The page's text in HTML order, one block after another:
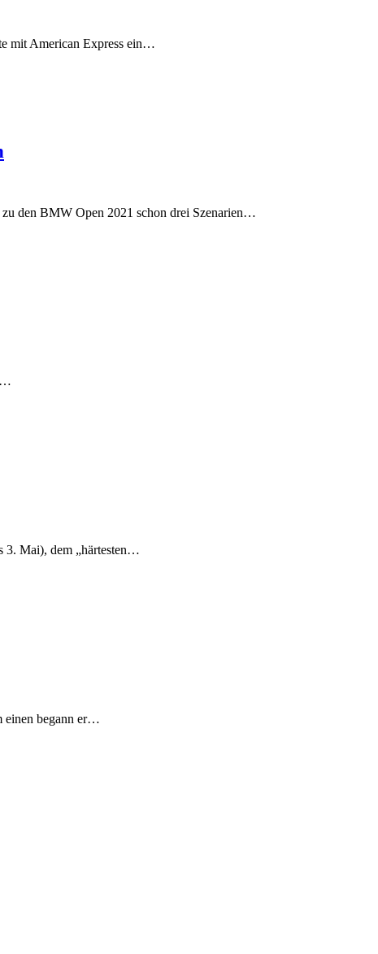
mit American Express ein…
zu den BMW Open 2021 schon drei Szenarien…
3. Mai), dem „härtesten…
einen begann er…